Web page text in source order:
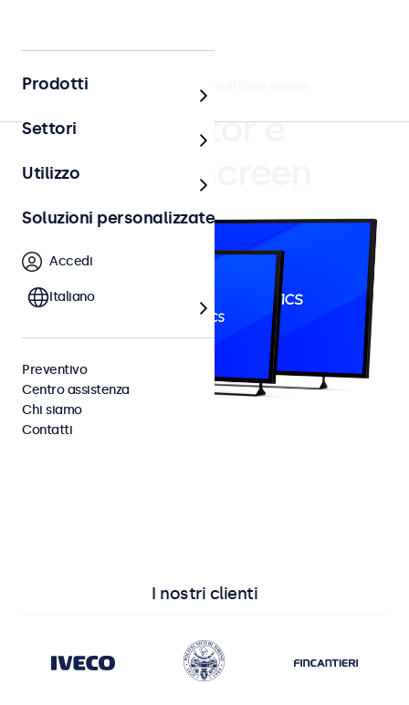
4.8/5 la valutazione di 5000+ aziende
Monitor e
Touchscreen
I nostri clienti
Prodotti
Settori
Utilizzo
Soluzioni personalizzate
Accedi
Italiano
Preventivo
Centro assistenza
Chi siamo
Contatti